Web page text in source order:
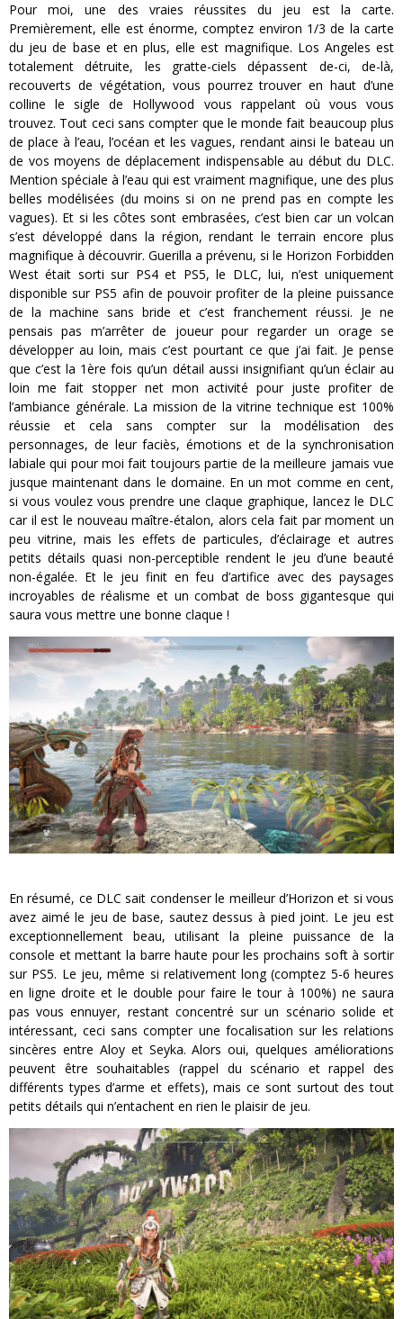
Pour moi, une des vraies réussites du jeu est la carte.
Premièrement, elle est énorme, comptez environ 1/3 de la carte
du jeu de base et en plus, elle est magnifique. Los Angeles est
totalement détruite, les gratte-ciels dépassent de-ci, de-là,
recouverts de végétation, vous pourrez trouver en haut d’une
colline le sigle de Hollywood vous rappelant où vous vous
trouvez. Tout ceci sans compter que le monde fait beaucoup plus
de place à l’eau, l’océan et les vagues, rendant ainsi le bateau un
de vos moyens de déplacement indispensable au début du DLC.
Mention spéciale à l’eau qui est vraiment magnifique, une des plus
belles modélisées (du moins si on ne prend pas en compte les
vagues). Et si les côtes sont embrasées, c’est bien car un volcan
s’est développé dans la région, rendant le terrain encore plus
magnifique à découvrir. Guerilla a prévenu, si le Horizon Forbidden
West était sorti sur PS4 et PS5, le DLC, lui, n’est uniquement
disponible sur PS5 afin de pouvoir profiter de la pleine puissance
de la machine sans bride et c’est franchement réussi. Je ne
pensais pas m’arrêter de joueur pour regarder un orage se
développer au loin, mais c’est pourtant ce que j’ai fait. Je pense
que c’est la 1ère fois qu’un détail aussi insignifiant qu’un éclair au
loin me fait stopper net mon activité pour juste profiter de
l’ambiance générale. La mission de la vitrine technique est 100%
réussie et cela sans compter sur la modélisation des
personnages, de leur faciès, émotions et de la synchronisation
labiale qui pour moi fait toujours partie de la meilleure jamais vue
jusque maintenant dans le domaine. En un mot comme en cent,
si vous voulez vous prendre une claque graphique, lancez le DLC
car il est le nouveau maître-étalon, alors cela fait par moment un
peu vitrine, mais les effets de particules, d’éclairage et autres
petits détails quasi non-perceptible rendent le jeu d’une beauté
non-égalée. Et le jeu finit en feu d’artifice avec des paysages
incroyables de réalisme et un combat de boss gigantesque qui
saura vous mettre une bonne claque !
En résumé, ce DLC sait condenser le meilleur d’Horizon et si vous
avez aimé le jeu de base, sautez dessus à pied joint. Le jeu est
exceptionnellement beau, utilisant la pleine puissance de la
console et mettant la barre haute pour les prochains soft à sortir
sur PS5. Le jeu, même si relativement long (comptez 5-6 heures
en ligne droite et le double pour faire le tour à 100%) ne saura
pas vous ennuyer, restant concentré sur un scénario solide et
intéressant, ceci sans compter une focalisation sur les relations
sincères entre Aloy et Seyka. Alors oui, quelques améliorations
peuvent être souhaitables (rappel du scénario et rappel des
différents types d’arme et effets), mais ce sont surtout des tout
petits détails qui n’entachent en rien le plaisir de jeu.